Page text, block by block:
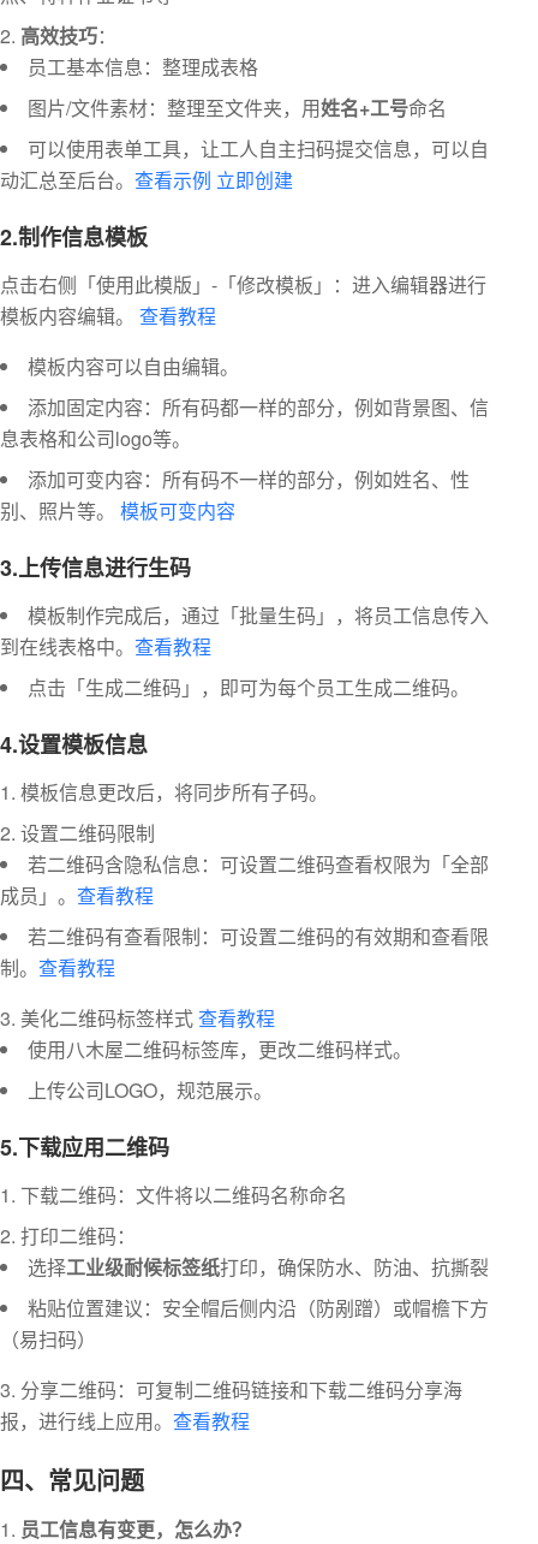
高效技巧：
员工基本信息：整理成表格
图片/文件素材：整理至文件夹，用姓名+工号命名
可以使用表单工具，让工人自主扫码提交信息，可以自
动汇总至后台。 查看示例 立即创建
2.制作信息模板
点击右侧「使用此模版」-「修改模板」：进入编辑器进行
模板内容编辑。 查看教程
模板内容可以自由编辑。
添加固定内容：所有码都一样的部分，例如背景图、信
息表格和公司logo等。
添加可变内容：所有码不一样的部分，例如姓名、性
别、照片等。 模板可变内容
3.上传信息进行生码
模板制作完成后，通过「批量生码」，将员工信息传入
到在线表格中。 查看教程
点击「生成二维码」，即可为每个员工生成二维码。
4.设置模板信息
模板信息更改后，将同步所有子码。
设置二维码限制
若二维码含隐私信息：可设置二维码查看权限为「全部
成员」。 查看教程
若二维码有查看限制：可设置二维码的有效期和查看限
制。 查看教程
美化二维码标签样式查看教程
使用八木屋二维码标签库，更改二维码样式。
上传公司LOGO，规范展示。
5.下载应用二维码
下载二维码：文件将以二维码名称命名
打印二维码：
选择工业级耐候标签纸打印，确保防水、防油、抗撕裂
粘贴位置建议：安全帽后侧内沿（防剐蹭）或帽檐下方
（易扫码）
分享二维码：可复制二维码链接和下载二维码分享海
报，进行线上应用。 查看教程
四、常见问题
员工信息有变更，怎么办？